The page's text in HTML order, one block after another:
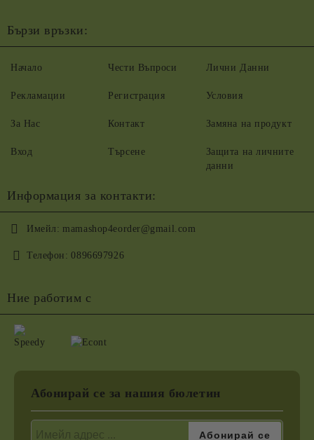
Бързи връзки:
Начало
Рекламации
За Нас
Вход
Чести Въпроси
Регистрация
Контакт
Търсене
Лични Данни
Условия
Замяна на продукт
Защита на личните
данни
Информация за контакти:
Имейл: mamashop4eorder@gmail.com
Телефон: 0896697926
Ние работим с
Абонирай се за нашия бюлетин